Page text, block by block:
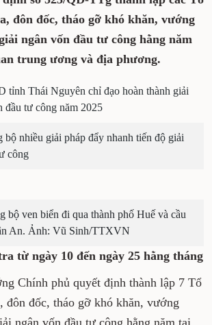
đôn đốc, tháo gỡ khó khăn, vướng
ngân vốn đầu tư công hằng năm
trung ương và địa phương.
tỉnh Thái Nguyên chỉ đạo hoàn thành giải
đầu tư công năm 2025
bộ nhiều giải pháp đẩy nhanh tiến độ giải
công
bộ ven biển đi qua thành phố Huế và cầu
An. Ảnh: Vũ Sinh/TTXVN
từ ngày 10 đến ngày 25 hằng tháng
Chính phủ quyết định thành lập 7 Tổ
đôn đốc, tháo gỡ khó khăn, vướng
ngân vốn đầu tư công hằng năm tại